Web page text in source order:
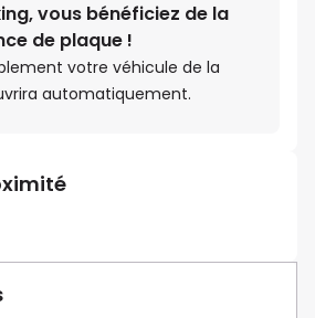
vous bénéficiez de la
de plaque !
votre véhicule de la
automatiquement.